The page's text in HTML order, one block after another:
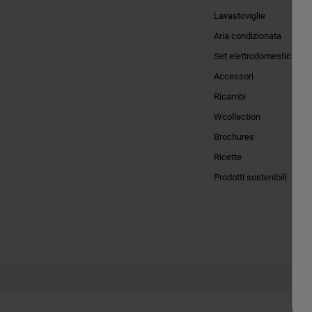
Lavastoviglie
Aria condizionata
Set elettrodomestici
Accessori
Ricambi
Wcollection
Brochures
Ricette
Prodotti sostenibili